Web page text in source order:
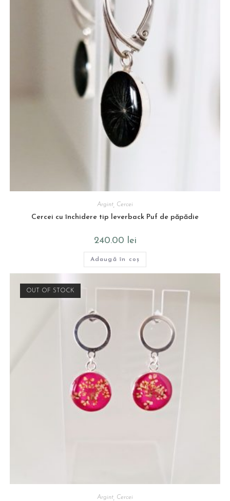
Argint Cercei
Cercei cu închidere tip leverback Puf de păpădie
240.00 lei
Adaugă în coș
OUT OF STOCK
Argint Cercei